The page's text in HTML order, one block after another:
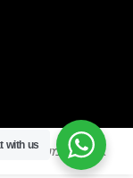
אנו משתמשיםwith us